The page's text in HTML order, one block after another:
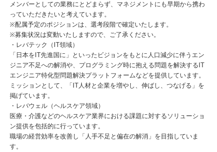
メンバーとしての業務にとどまらず、マネジメントにも早期から携わ
っていただきたいと考えています。
※配属予定のポジションは、選考段階で確定いたします。
※募集状況は変動いたしますので、ご了承ください。
・レバテック（IT領域）
「日本をIT先進国に」といったビジョンをもとに人口減少に伴うエン
ジニア不足への解消や、プログラミング時に抱える問題を解決するIT
エンジニア特化型問題解決プラットフォームなどを提供しています。
ミッションとして、「IT人材と企業を増やし、伸ばし、つなげる」を
掲げています。
・レバウェル（ヘルスケア領域）
医療・介護などのヘルスケア業界における課題に対するソリューショ
ン提供を包括的に行っています。
職場の経営効率を改善し「人手不足と偏在の解消」を目指していま
す。